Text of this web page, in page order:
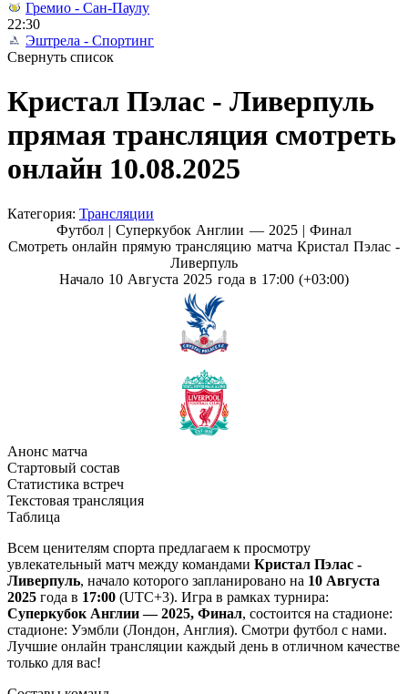
Гремио - Сан-Паулу
22:30
Эштрела - Спортинг
Свернуть список
Кристал Пэлас - Ливерпуль
прямая трансляция смотреть
онлайн 10.08.2025
Категория: Трансляции
Футбол | Суперкубок Англии — 2025 | Финал
Смотреть онлайн прямую трансляцию матча Кристал Пэлас -
Ливерпуль
Начало 10 Августа 2025 года в 17:00 (+03:00)
Анонс матча
Стартовый состав
Статистика встреч
Текстовая трансляция
Таблица
Всем ценителям спорта предлагаем к просмотру
увлекательный матч между командами Кристал Пэлас -
Ливерпуль, начало которого запланировано на 10 Августа
2025 года в 17:00 (UTC+3). Игра в рамках турнира:
Суперкубок Англии — 2025, Финал, состоится на стадионе:
стадионе: Уэмбли (Лондон, Англия). Смотри футбол с нами.
Лучшие онлайн трансляции каждый день в отличном качестве
только для вас!